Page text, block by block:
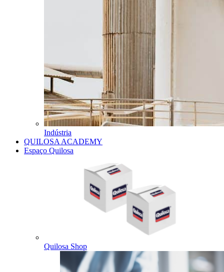
Indústria
QUILOSA ACADEMY
Espaço Quilosa
Quilosa Shop